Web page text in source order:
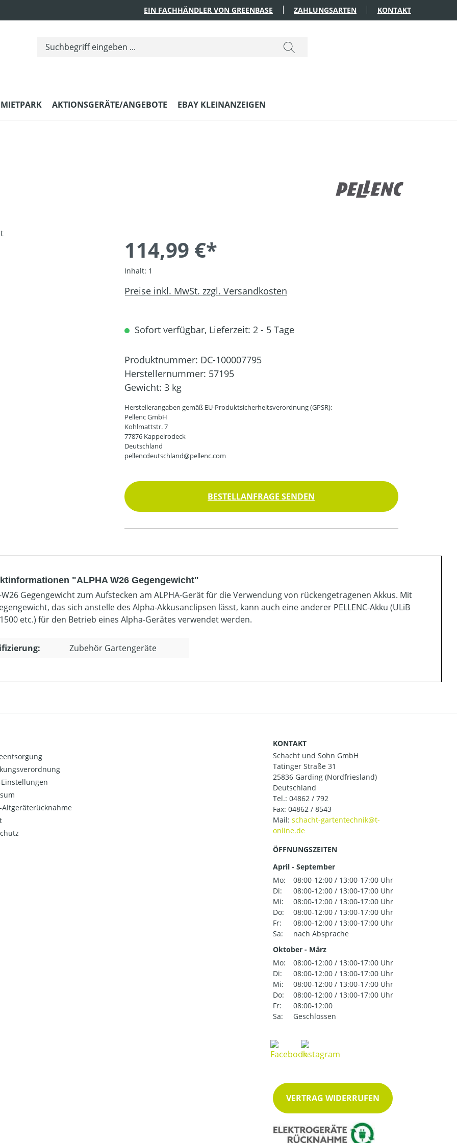
EIN FACHHÄNDLER VON GREENBASE ZAHLUNGSARTEN KONTAKT
MIETPARK AKTIONSGERÄTE/ANGEBOTE EBAY KLEINANZEIGEN
114,99 €*
Inhalt: 1
Preise inkl. MwSt. zzgl. Versandkosten
Sofort verfügbar, Lieferzeit: 2 - 5 Tage
Produktnummer: DC-100007795
Herstellernummer: 57195
Gewicht: 3 kg
Herstellerangaben gemäß EU-Produktsicherheitsverordnung (GPSR):
Pellenc GmbH
Kohlmattstr. 7
77876 Kappelrodeck
Deutschland
pellencdeutschland@pellenc.com
BESTELLANFRAGE SENDEN
"ALPHA W26 Gegengewicht"
W26 Gegengewicht zum Aufstecken am ALPHA-Gerät für die Verwendung von rückengetragenen Akkus. Mit
das sich anstelle des Alpha-Akkusanclipsen lässt, kann auch eine anderer PELLENC-Akku (ULiB
etc.) für den Betrieb eines Alpha-Gerätes verwendet werden.
Zubehör Gartengeräte
Einstellungen
Altgeräterücknahme
KONTAKT
Schacht und Sohn GmbH
Tatinger Straße 31
25836 Garding (Nordfriesland)
Deutschland
Tel.: 04862 / 792
Fax: 04862 / 8543
Mail:
ÖFFNUNGSZEITEN
April - September
Mo:
08:00-12:00 / 13:00-17:00 Uhr
Di:
08:00-12:00 / 13:00-17:00 Uhr
Mi:
08:00-12:00 / 13:00-17:00 Uhr
Do:
08:00-12:00 / 13:00-17:00 Uhr
Fr:
08:00-12:00 / 13:00-17:00 Uhr
Sa:
nach Absprache
Oktober - März
Mo:
08:00-12:00 / 13:00-17:00 Uhr
Di:
08:00-12:00 / 13:00-17:00 Uhr
Mi:
08:00-12:00 / 13:00-17:00 Uhr
Do:
08:00-12:00 / 13:00-17:00 Uhr
Fr:
08:00-12:00
Sa:
Geschlossen
VERTRAG WIDERRUFEN